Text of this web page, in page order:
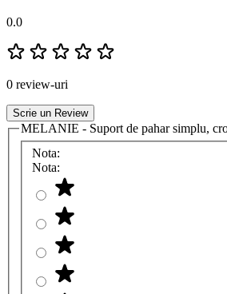
0.0
0 review-uri
Scrie un Review
MELANIE - Suport de pahar simplu,
Nota:
Nota: